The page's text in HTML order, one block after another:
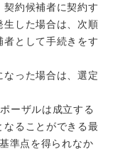
約候補者に契約す
生した場合は、次順
として手続きをす
った場合は、選定
ーザルは成立する
なることができる最
準点を得られなか